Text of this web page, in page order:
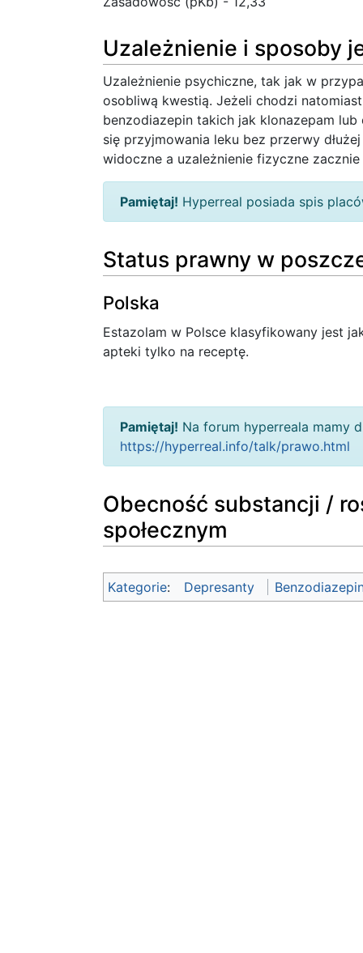
Uzależnienie i sposoby
Uzależnienie psychiczne, tak jak w
osobliwą kwestią. Jeżeli chodzi
benzodiazepin takich jak klonazepam
się przyjmowania leku bez przerwy
widoczne a uzależnienie fizyczne
Pamiętaj! Hyperreal posiada spis
Status prawny w
Polska
Estazolam w Polsce klasyfikowany jest
apteki tylko na receptę.
Pamiętaj! Na forum hyperreala mamy
https://hyperreal.info/talk/prawo.html
Obecność substancji /
społecznym
Kategorie: Depresanty